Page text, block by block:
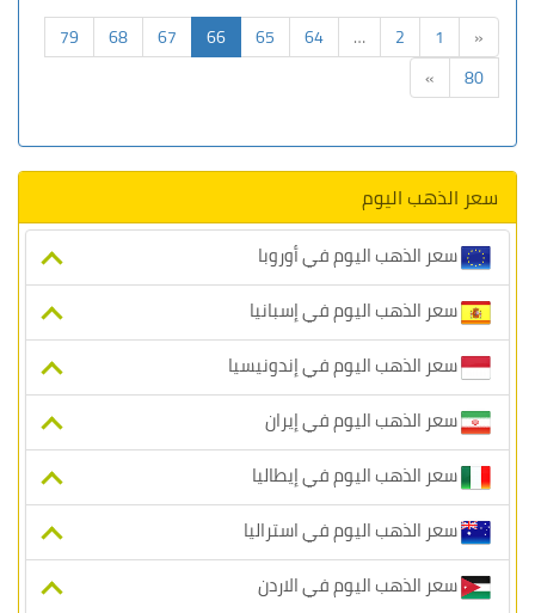
«
1
2
…
64
65
66
67
68
79
80
»
سعر الذهب اليوم
سعر الذهب اليوم في أوروبا
سعر الذهب اليوم في إسبانيا
سعر الذهب اليوم في إندونيسيا
سعر الذهب اليوم في إيران
سعر الذهب اليوم في إيطاليا
سعر الذهب اليوم في استراليا
سعر الذهب اليوم في الاردن